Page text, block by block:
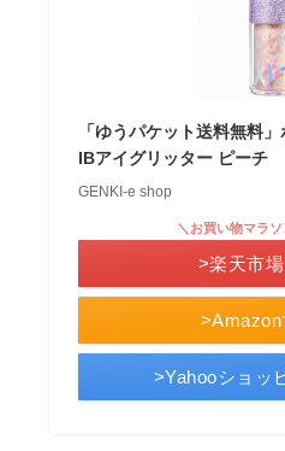
「ゆうパケット送料無料
IBアイグリッター ピーチ
GENKI-e shop
>Amazon
＼お買い物マラ
>楽天市
>Yahooショッ